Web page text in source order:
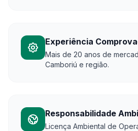
Experiência
Mais de 20 anos de
Camboriú e região.
Responsabilidade
Licença Ambiental de